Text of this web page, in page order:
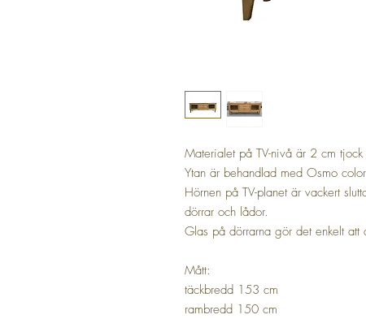
Materialet på TV-nivå är 2 cm tjock
Ytan är behandlad med Osmo
Hörnen på TV-planet är vackert
dörrar och lådor.
Glas på dörrarna gör det enkelt att
Mått:
täckbredd 153 cm
rambredd 150 cm